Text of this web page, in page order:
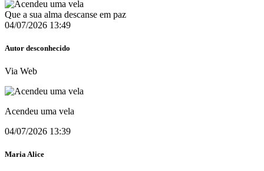
Que a sua alma descanse em paz
04/07/2026 13:49
Autor desconhecido
Via Web
Acendeu uma vela
04/07/2026 13:39
Maria Alice